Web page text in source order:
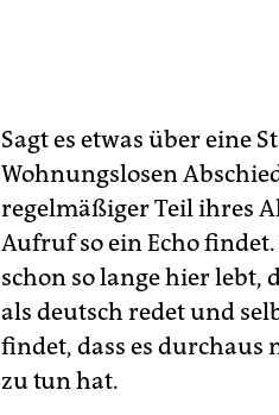
Sagt es etwas über eine
Wohnungslosen
regelmäßiger Teil ihres
Aufruf so ein Echo
schon so lange hier lebt,
als deutsch redet und
findet, dass es
zu tun hat.